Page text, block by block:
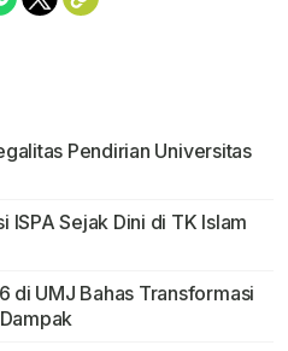
Pendirian Universitas
ISPA Sejak Dini di TK Islam
di UMJ Bahas Transformasi